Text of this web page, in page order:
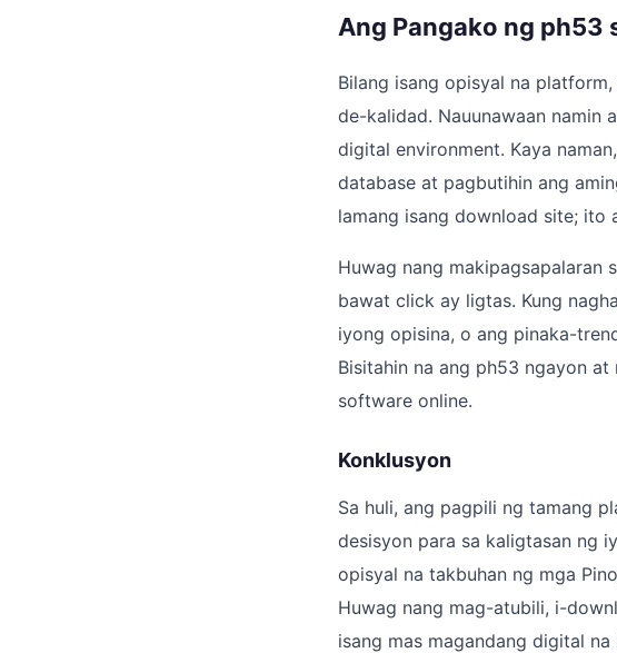
Ang Pangako ng ph53
Bilang isang opisyal na
de-kalidad. Nauunawaan namin
digital environment. Kaya
database at pagbutihin ang
lamang isang download site; ito
Huwag nang makipagsapalaran
bawat click ay ligtas. Kung
iyong opisina, o ang pinaka-
Bisitahin na ang ph53 ngayon
software online.
Konklusyon
Sa huli, ang pagpili ng tamang
desisyon para sa kaligtasan ng
opisyal na takbuhan ng mga
Huwag nang mag-atubili, i-
isang mas magandang digital na